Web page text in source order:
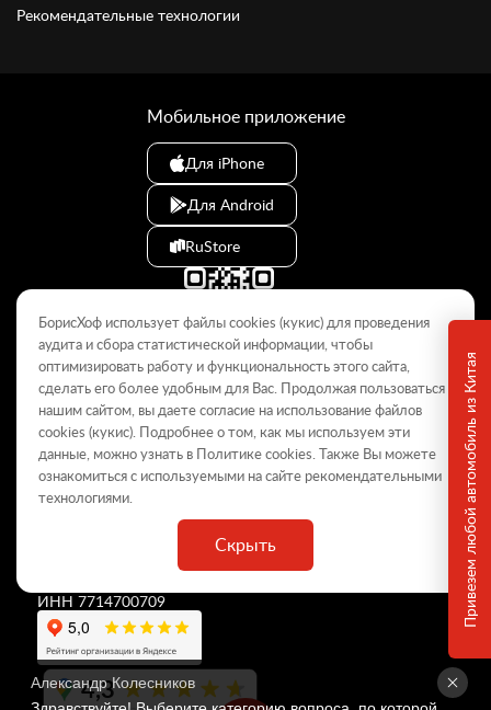
Привезем любой автомобиль из Китая
Рекомендательные технологии
© 2009–2026
Данный интернет-сайт носит информационный характер и не
является публичной офертой, определяемой положениями Статьи
437 ГК РФ. Для получения подробной информации обращайтесь в
дилерские центры.
БорисХоф Холдинг»
ИНН 7714700709
4,3
Мобильное приложение
Для iPhone
Для Android
RuStore
БорисХоф использует файлы cookies (кукиc) для проведения
аудита и сбора статистической информации, чтобы
оптимизировать работу и функциональность этого сайта,
сделать его более удобным для Вас. Продолжая пользоваться
нашим сайтом, вы даете согласие на использование файлов
cookies (кукиc). Подробнее о том, как мы используем эти
данные, можно узнать в Политикеcookies. Также Вы можете
ознакомиться с используемыми на сайте рекомендательными
технологиями.
Скрыть
Александр Колесников